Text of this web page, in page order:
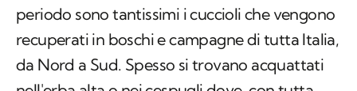
periodo sono tantissimi i cuccioli che vengono
recuperati in boschi e campagne di tutta Italia,
da Nord a Sud. Spesso si trovano acquattati